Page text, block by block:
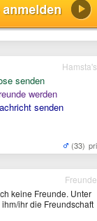
senden
werden
senden
(33)
Hamsta's
keine Freunde. Unter
ihr die Freundschaft
Freunde